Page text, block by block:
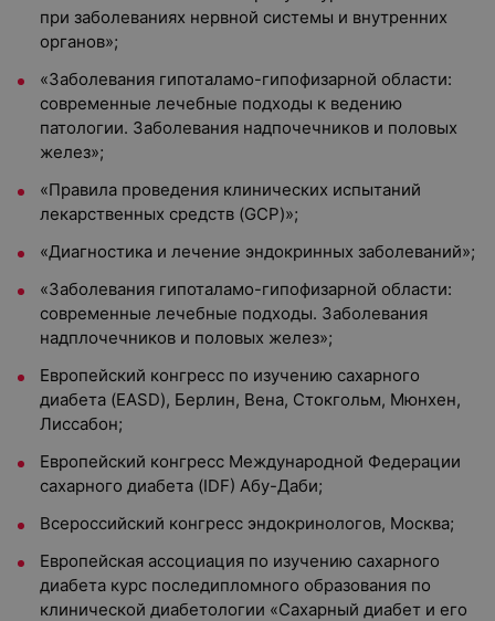
при заболеваниях нервной системы и внутренних
органов»;
«Заболевания гипоталамо-гипофизарной области:
современные лечебные подходы к ведению
патологии. Заболевания надпочечников и половых
желез»;
«Правила проведения клинических испытаний
лекарственных средств (GCP)»;
«Диагностика и лечение эндокринных заболеваний»;
«Заболевания гипоталамо-гипофизарной области:
современные лечебные подходы. Заболевания
надплочечников и половых желез»;
Европейский конгресс по изучению сахарного
диабета (EASD), Берлин, Вена, Стокгольм, Мюнхен,
Лиссабон;
Европейский конгресс Международной Федерации
сахарного диабета (IDF) Абу-Даби;
Всероссийский конгресс эндокринологов, Москва;
Европейская ассоциация по изучению сахарного
диабета курс последипломного образования по
клинической диабетологии «Сахарный диабет и его